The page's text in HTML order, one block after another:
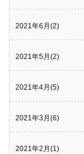
2021年6月(2)
2021年5月(2)
2021年4月(5)
2021年3月(6)
2021年2月(1)